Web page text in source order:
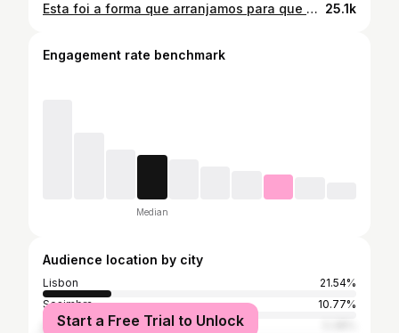
Esta foi a forma que arranjamos para que a Madalena não sentisse tanto a chegada do irmão, ou pelo menos, de uma forma menos positiva. Ainda hoje me lembro do dia em que fui visitar a minha mãe ao hospital, quando o meu irmão nasceu e o sentimento de ter de vir embora sabendo que eles iriam lá ficar, por isso, não quis que ela sentisse o mesmo. Mais importante, durante a gravidez, fomos falando bastante com ela sobre o que iria acontecer quando o irmão nascesse. Sem dúvida que para nós, foi a melhor abordagem, sabendo como é a nossa filha a forma de reagir às coisas. Não há formas certas ou erradas de o fazer, desde faça sentido para vocês, é o que realmente importa 🤍 . . . #recemnascido #irmãos #encontro #maternidade #posparto 25.1k
Engagement rate benchmark
Median
Audience location by city
Lisbon
21.54%
Sesimbra
10.77%
Seixal
Start a Free Trial to Unlock